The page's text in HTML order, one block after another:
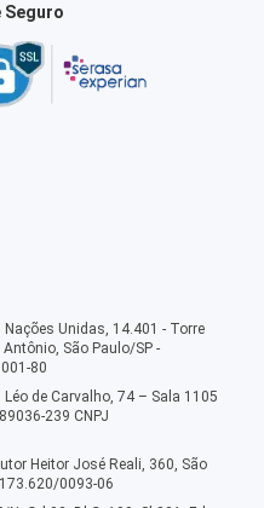
Seguro
Nações Unidas, 14.401 - Torre
São Paulo/SP -
80
de Carvalho, 74 – Sala 1105
239 CNPJ
Heitor José Reali, 360, São
0093-06